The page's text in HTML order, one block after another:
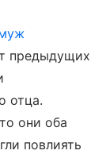
предыдущих
отца.
они оба
повлиять